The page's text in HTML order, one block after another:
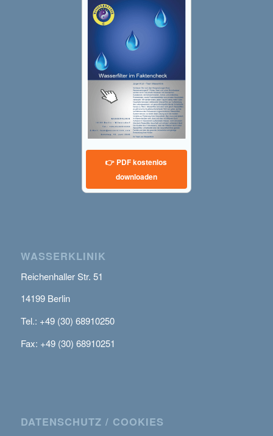
👉 PDF kostenlos
downloaden
WASSERKLINIK
Reichenhaller Str. 51
14199 Berlin
Tel.: +49 (30) 68910250
Fax: +49 (30) 68910251
DATENSCHUTZ / COOKIES